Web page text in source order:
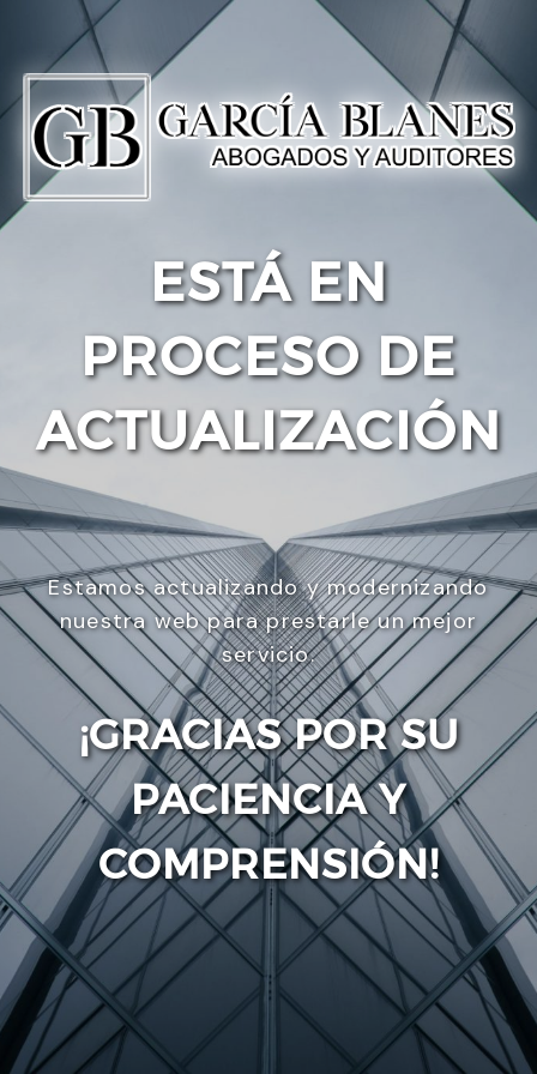
ESTÁ EN
PROCESO DE
ACTUALIZACIÓN
Estamos actualizando y modernizando
nuestra web para prestarle un mejor
servicio.
¡GRACIAS POR SU
PACIENCIA Y
COMPRENSIÓN!
Utilizamos cookies para ofrecerte la mejor
experiencia en nuestra web.
Puedes aprender más sobre qué cookies utilizamos
o desactivarlas en los
ajustes
Aceptar
Enviar